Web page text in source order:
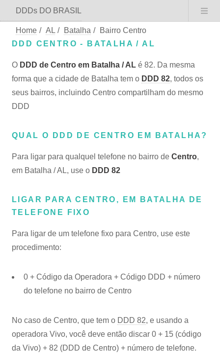
DDDs DO BRASIL
Home / AL / Batalha /
Bairro Centro
DDD CENTRO - BATALHA / AL
O DDD de Centro em Batalha / AL é 82. Da mesma
forma que a cidade de Batalha tem o DDD 82, todos os
seus bairros, incluindo Centro compartilham do mesmo
DDD
QUAL O DDD DE CENTRO EM BATALHA?
Para ligar para qualquel telefone no bairro de Centro,
em Batalha / AL, use o DDD 82
LIGAR PARA CENTRO, EM BATALHA DE
TELEFONE FIXO
Para ligar de um telefone fixo para Centro, use este
procedimento:
0 + Código da Operadora + Código DDD + número
do telefone no bairro de Centro
No caso de Centro, que tem o DDD 82, e usando a
operadora Vivo, você deve então discar 0 + 15 (código
da Vivo) + 82 (DDD de Centro) + número de telefone.